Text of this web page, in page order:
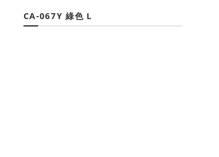
CA-067Y 綠色 L